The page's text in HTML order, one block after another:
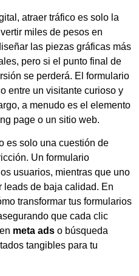
atraer tráfico es solo la
miles de pesos en
las piezas gráficas más
pero si el punto final de
se perderá. El formulario
entre un visitante curioso y
a menudo es el elemento
page o un sitio web.
es solo una cuestión de
Un formulario
usuarios, mientras que uno
leads de baja calidad. En
transformar tus formularios
que cada clic
meta ads o búsqueda
tangibles para tu